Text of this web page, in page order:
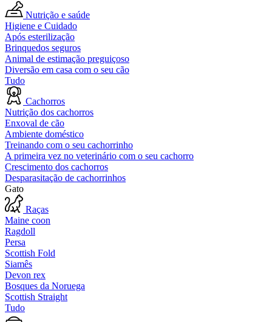
Nutrição e saúde
Higiene e Cuidado
Após esterilização
Brinquedos seguros
Animal de estimação preguiçoso
Diversão em casa com o seu cão
Tudo
Cachorros
Nutrição dos cachorros
Enxoval de cão
Ambiente doméstico
Treinando com o seu cachorrinho
A primeira vez no veterinário com o seu cachorro
Crescimento dos cachorros
Desparasitação de cachorrinhos
Gato
Raças
Maine coon
Ragdoll
Persa
Scottish Fold
Siamês
Devon rex
Bosques da Noruega
Scottish Straight
Tudo